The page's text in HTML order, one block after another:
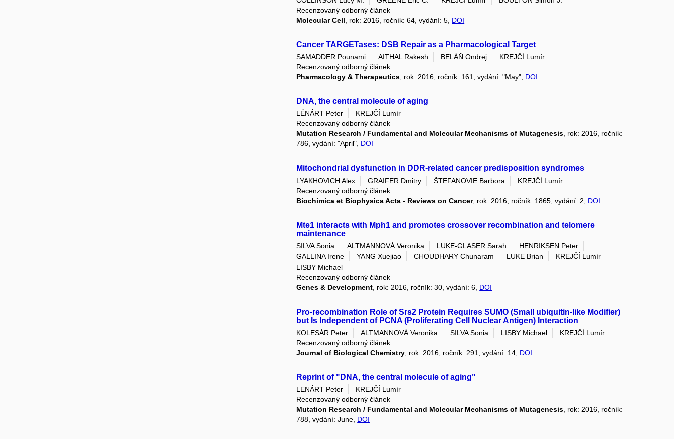
Recenzovaný odborný článek
Molecular Cell , rok: 2016, ročník: 64, vydání: 5, DOI
Cancer TARGETases: DSB Repair as a Pharmacological Target
SAMADDER Pounami AITHAL Rakesh BELÁŇ Ondrej
KREJČÍ Lumír
Recenzovaný odborný článek
Pharmacology & Therapeutics , rok: 2016, ročník: 161, vydání: "May", DOI
DNA, the central molecule of aging
LÉNÁRT Peter
KREJČÍ Lumír
Recenzovaný odborný článek
Mutation Research / Fundamental and Molecular Mechanisms of Mutagenesis, rok: 2016, ročník:
786, vydání: "April", DOI
Mitochondrial dysfunction in DDR-related cancer predisposition syndromes
LYAKHOVICH Alex GRAIFER Dmitry ŠTEFANOVIE Barbora
KREJČÍ Lumír
Recenzovaný odborný článek
Biochimica et Biophysica Acta - Reviews on Cancer, rok: 2016, ročník: 1865, vydání: 2, DOI
Mte1 interacts with Mph1 and promotes crossover recombination and telomere
maintenance
SILVA Sonia ALTMANNOVÁ Veronika LUKE-GLASER Sarah
HENRIKSEN Peter
GALLINA Irene
YANG Xuejiao CHOUDHARY Chunaram LUKE Brian
KREJČÍ Lumír
LISBY Michael
Recenzovaný odborný článek
Genes & Development , rok: 2016, ročník: 30, vydání: 6, DOI
Pro-recombination Role of Srs2 Protein Requires SUMO (Small ubiquitin-like Modifier)
but Is Independent of PCNA (Proliferating Cell Nuclear Antigen) Interaction
KOLESÁR Peter ALTMANNOVÁ Veronika SILVA Sonia LISBY Michael
KREJČÍ Lumír
Recenzovaný odborný článek
Journal of Biological Chemistry , rok: 2016, ročník: 291, vydání: 14, DOI
Reprint of "DNA, the central molecule of aging"
LENÁRT Peter
KREJČÍ Lumír
Recenzovaný odborný článek
Mutation Research / Fundamental and Molecular Mechanisms of Mutagenesis , rok: 2016, ročník:
788, vydání: June, DOI